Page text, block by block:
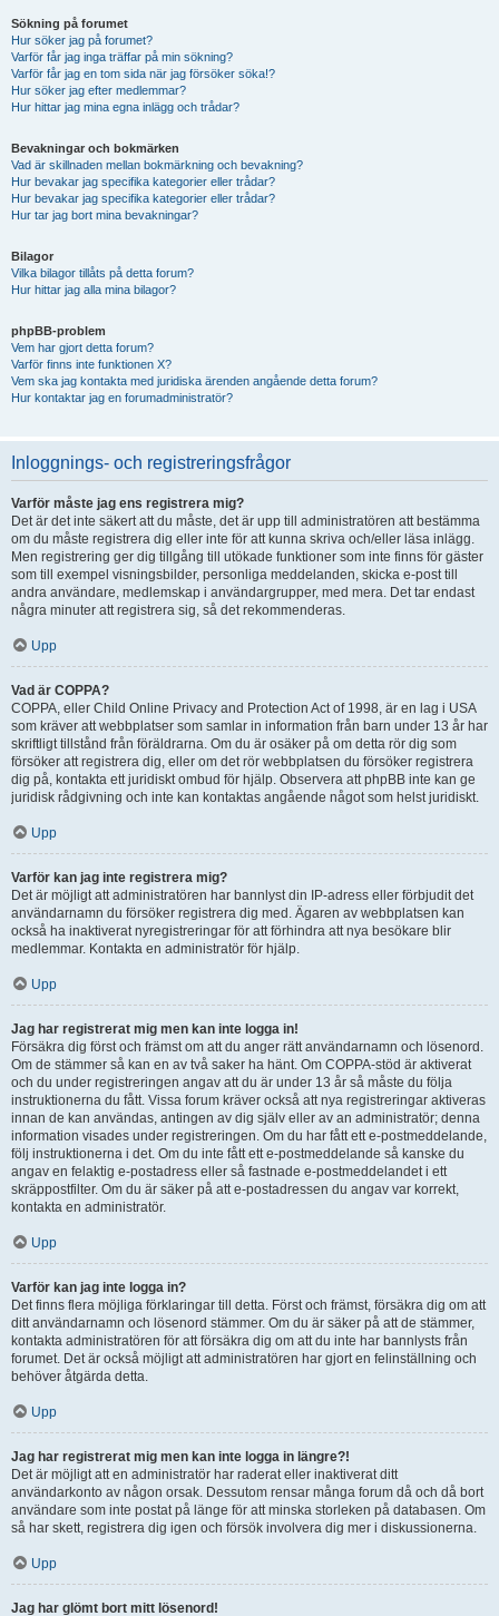
Sökning på forumet
Hur söker jag på forumet?
Varför får jag inga träffar på min sökning?
Varför får jag en tom sida när jag försöker söka!?
Hur söker jag efter medlemmar?
Hur hittar jag mina egna inlägg och trådar?
Bevakningar och bokmärken
Vad är skillnaden mellan bokmärkning och bevakning?
Hur bevakar jag specifika kategorier eller trådar?
Hur bevakar jag specifika kategorier eller trådar?
Hur tar jag bort mina bevakningar?
Bilagor
Vilka bilagor tillåts på detta forum?
Hur hittar jag alla mina bilagor?
phpBB-problem
Vem har gjort detta forum?
Varför finns inte funktionen X?
Vem ska jag kontakta med juridiska ärenden angående detta forum?
Hur kontaktar jag en forumadministratör?
Inloggnings- och registreringsfrågor
Varför måste jag ens registrera mig?
Det är det inte säkert att du måste, det är upp till administratören att bestämma
om du måste registrera dig eller inte för att kunna skriva och/eller läsa inlägg.
Men registrering ger dig tillgång till utökade funktioner som inte finns för gäster
som till exempel visningsbilder, personliga meddelanden, skicka e-post till
andra användare, medlemskap i användargrupper, med mera. Det tar endast
några minuter att registrera sig, så det rekommenderas.
Upp
Vad är COPPA?
COPPA, eller Child Online Privacy and Protection Act of 1998, är en lag i USA
som kräver att webbplatser som samlar in information från barn under 13 år har
skriftligt tillstånd från föräldrarna. Om du är osäker på om detta rör dig som
försöker att registrera dig, eller om det rör webbplatsen du försöker registrera
dig på, kontakta ett juridiskt ombud för hjälp. Observera att phpBB inte kan ge
juridisk rådgivning och inte kan kontaktas angående något som helst juridiskt.
Upp
Varför kan jag inte registrera mig?
Det är möjligt att administratören har bannlyst din IP-adress eller förbjudit det
användarnamn du försöker registrera dig med. Ägaren av webbplatsen kan
också ha inaktiverat nyregistreringar för att förhindra att nya besökare blir
medlemmar. Kontakta en administratör för hjälp.
Upp
Jag har registrerat mig men kan inte logga in!
Försäkra dig först och främst om att du anger rätt användarnamn och lösenord.
Om de stämmer så kan en av två saker ha hänt. Om COPPA-stöd är aktiverat
och du under registreringen angav att du är under 13 år så måste du följa
instruktionerna du fått. Vissa forum kräver också att nya registreringar aktiveras
innan de kan användas, antingen av dig själv eller av an administratör; denna
information visades under registreringen. Om du har fått ett e-postmeddelande,
följ instruktionerna i det. Om du inte fått ett e-postmeddelande så kanske du
angav en felaktig e-postadress eller så fastnade e-postmeddelandet i ett
skräppostfilter. Om du är säker på att e-postadressen du angav var korrekt,
kontakta en administratör.
Upp
Varför kan jag inte logga in?
Det finns flera möjliga förklaringar till detta. Först och främst, försäkra dig om att
ditt användarnamn och lösenord stämmer. Om du är säker på att de stämmer,
kontakta administratören för att försäkra dig om att du inte har bannlysts från
forumet. Det är också möjligt att administratören har gjort en felinställning och
behöver åtgärda detta.
Upp
Jag har registrerat mig men kan inte logga in längre?!
Det är möjligt att en administratör har raderat eller inaktiverat ditt
användarkonto av någon orsak. Dessutom rensar många forum då och då bort
användare som inte postat på länge för att minska storleken på databasen. Om
så har skett, registrera dig igen och försök involvera dig mer i diskussionerna.
Upp
Jag har glömt bort mitt lösenord!